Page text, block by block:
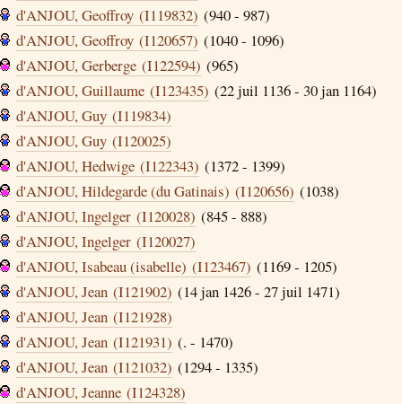
d'ANJOU, Geoffroy (I119832) (940 - 987)
d'ANJOU, Geoffroy (I120657) (1040 - 1096)
d'ANJOU, Gerberge (I122594) (965)
d'ANJOU, Guillaume (I123435) (22 juil 1136 - 30 jan 1164)
d'ANJOU, Guy (I119834)
d'ANJOU, Guy (I120025)
d'ANJOU, Hedwige (I122343) (1372 - 1399)
d'ANJOU, Hildegarde (du Gatinais) (I120656) (1038)
d'ANJOU, Ingelger (I120028) (845 - 888)
d'ANJOU, Ingelger (I120027)
d'ANJOU, Isabeau (isabelle) (I123467) (1169 - 1205)
d'ANJOU, Jean (I121902) (14 jan 1426 - 27 juil 1471)
d'ANJOU, Jean (I121928)
d'ANJOU, Jean (I121931) (. - 1470)
d'ANJOU, Jean (I121032) (1294 - 1335)
d'ANJOU, Jeanne (I124328)